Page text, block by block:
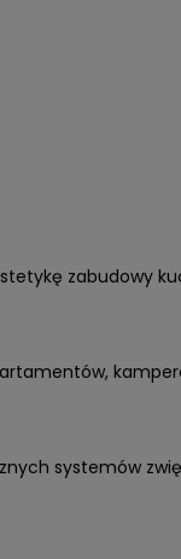
zabudowy
systemów